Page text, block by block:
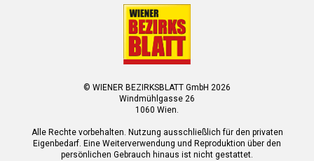
© WIENER BEZIRKSBLATT GmbH 2026
Windmühlgasse 26
1060 Wien.
Alle Rechte vorbehalten. Nutzung ausschließlich für den privaten
Eigenbedarf. Eine Weiterverwendung und Reproduktion über den
persönlichen Gebrauch hinaus ist nicht gestattet.